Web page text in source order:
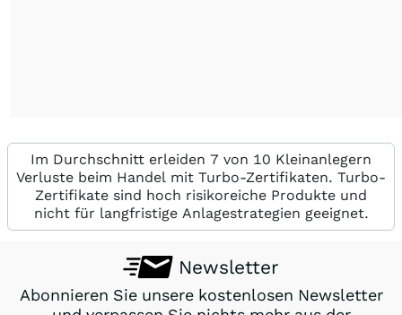
Im Durchschnitt erleiden 7 von 10 Kleinanlegern
Verluste beim Handel mit Turbo-Zertifikaten. Turbo-
Zertifikate sind hoch risikoreiche Produkte und
nicht für langfristige Anlagestrategien geeignet.
Newsletter
Abonnieren Sie unsere kostenlosen Newsletter